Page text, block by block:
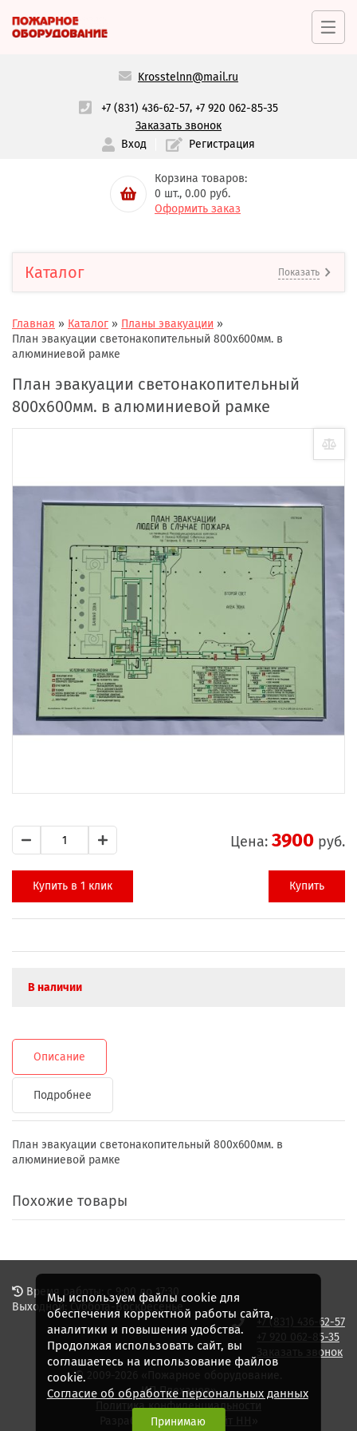
Krosstelnn@mail.ru
+7 (831) 436-62-57,+7 920 062-85-35
Заказать звонок
Вход
Регистрация
Корзина товаров:
0 шт., 0.00 руб.
Оформить заказ
Каталог Показать
Главная » Каталог » Планы эвакуации »
План эвакуации светонакопительный 800х600мм. в
алюминиевой рамке
План эвакуации светонакопительный
800х600мм. в алюминиевой рамке
Цена: 3900 руб.
Купить в 1 клик Купить
В наличии
Описание
Подробнее
План эвакуации светонакопительный 800х600мм. в
алюминиевой рамке
Похожие товары
© 2009-2026 «Пожарное оборудование.
ИП Плеханов»
Политика конфиденциальности
Время работы: с 9:00 до 17:30
Выходной: Суббота-Воскресенье
+7 (831) 436-62-57
+7 920 062-85-35
Заказать звонок
Разработка сайта - «
Мы используем файлы cookie для
обеспечения корректной работы сайта,
аналитики и повышения удобства.
Продолжая использовать сайт, вы
соглашаетесь на использование файлов
cookie.
Согласие об обработке персональных данных
Принимаю